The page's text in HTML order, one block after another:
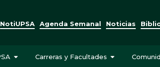
NotiUPSA Agenda Semanal Noticias
Carreras y Facultades